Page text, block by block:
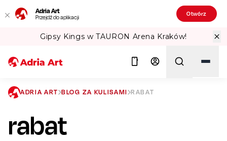
Adria Art
Przejdź do aplikacji Otwórz
Gipsy Kings w TAURON Arena Kraków!
ADRIA ART BLOG ZA KULISAMI RABAT
rabat